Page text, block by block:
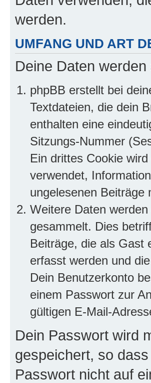
werden.
UMFANG UND ART
Deine Daten
phpBB erstellt bei
Textdateien, die dein
enthalten eine
Sitzungs-Nummer
Ein drittes Cookie
verwendet,
ungelesenen Beiträge
Weitere Daten
gesammelt. Dies
Beiträge, die als Gast
erfasst werden und
Dein Benutzerkonto
einem Passwort zur
gültigen E-Mail-
Dein Passwort wird
gespeichert, so
Passwort nicht auf